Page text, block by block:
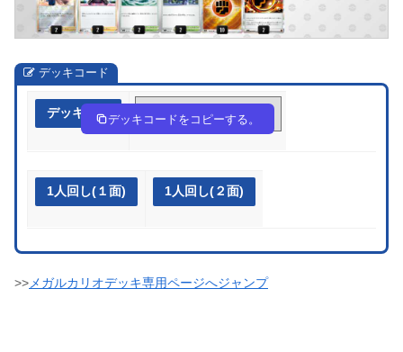
デッキコード
デッキ作成 cxKa84-DrEwhW-cG88c8
デッキコードをコピーする。
1人回し(１面) 1人回し(２面)
>>メガルカリオデッキ専用ページへジャンプ